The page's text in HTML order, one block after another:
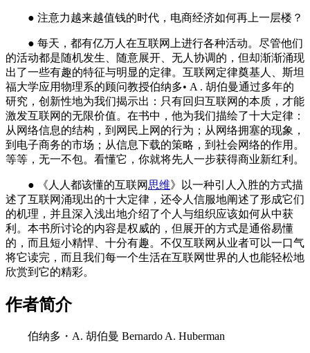
● 注意力越来越值钱的时代，电商经济如何再上一层楼？
● 每天，都有亿万人在互联网上进行各种活动。尽管他们
的活动都是随机发生、随意展开、无人协调的，但却渐渐涌现
出了一些有趣的特征与明显的定律。互联网定律奠基人、斯坦
福大学应用物理系的顾问教授伯纳多• A . 胡伯曼通过多年的
研究，创新性地为我们揭示出：只有回归互联网的本质，才能
激发互联网的无限价值。在书中，他为我们描绘了十大定律：
从网络信息的结构，到网民上网的行为；从网络拥塞的现象，
到电子商务的市场；从信息下载的策略，到社会网络的作用。
等等，无一不包。看懂它，你就将先人一步获得商业新红利。
● 《人人都该懂的互联网 思维》以一种引人入胜的方式描
述了互联网涌现出的十大定律，还令人信服地阐述了形成它们
的机理，并且深入浅出地介绍了个人与组织应该如何从中获
利。本书所讨论的内容是权威的，但展开的方式是通俗易懂
的，而且短小精悍、十分有趣。不仅互联网从业者可以一口气
将它读完，而且我们每一个生活在互联网世界的人也能轻松地
欣赏到它的精彩。
作者简介
伯纳多・A. 胡伯曼 Bernardo A. Huberman